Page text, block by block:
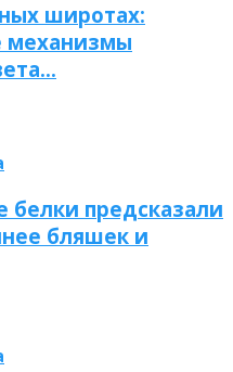
широтах:
механизмы
белки предсказали
бляшек и